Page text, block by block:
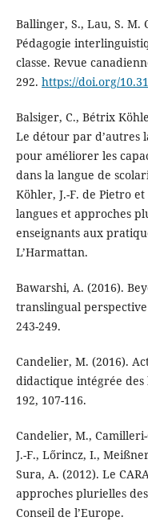
Ballinger, S., Lau, S. M.
Pédagogie
classe. Revue
292. https://doi.org/
Balsiger, C., Bétrix
Le détour par d’autres
pour améliorer les
dans la langue de
Köhler, J.-F. de Pietro
langues et approches
enseignants aux
L’Harmattan.
Bawarshi, A. (2016).
translingual
243-249.
Candelier, M. (2016).
didactique intégrée des
192, 107-116.
Candelier, M.,
J.-F., Lőrincz, I.,
Sura, A. (2012). Le
approches plurielles
Conseil de l’Europe.